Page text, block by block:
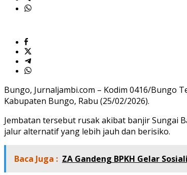
Bungo, Jurnaljambi.com – Kodim 0416/Bungo
Kabupaten Bungo, Rabu (25/02/2026).
Jembatan tersebut rusak akibat banjir Sungai
jalur alternatif yang lebih jauh dan berisiko.
Baca Juga : ZA Gandeng BPKH Gelar